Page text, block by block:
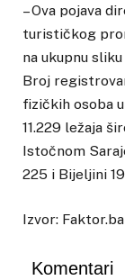
– Ova pojava
turističkog
na ukupnu
Broj
fizičkih osoba
11.229 ležaja
Istočnom
225 i Bijeljini
Izvor: Faktor.ba
Komentari